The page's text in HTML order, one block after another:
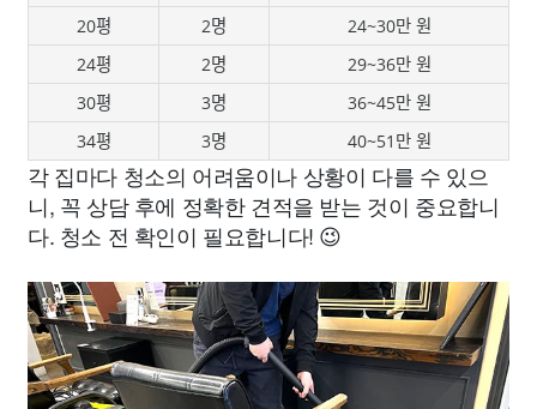
20평
2명
24~30만 원
24평
2명
29~36만 원
30평
3명
36~45만 원
34평
3명 40~51만 원
각 집마다 청소의 어려움이나 상황이 다를 수 있으
니, 꼭 상담 후에 정확한 견적을 받는 것이 중요합니
다. 청소 전 확인이 필요합니다! 😉